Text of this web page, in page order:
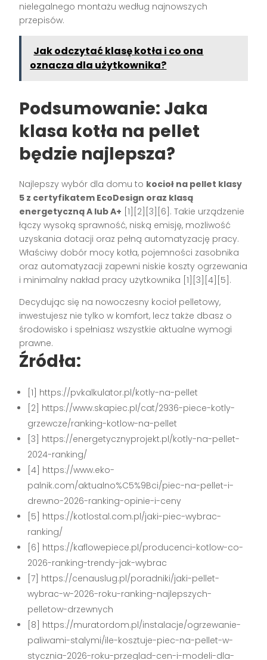
nielegalnego montażu według najnowszych
przepisów.
Jak odczytać klasę kotła i co ona
oznacza dla użytkownika?
Podsumowanie: Jaka
klasa kotła na pellet
będzie najlepsza?
Najlepszy wybór dla domu to kocioł na pellet klasy
5 z certyfikatem EcoDesign oraz klasą
energetyczną A lub A+ [1][2][3][6]. Takie urządzenie
łączy wysoką sprawność, niską emisję, możliwość
uzyskania dotacji oraz pełną automatyzację pracy.
Właściwy dobór mocy kotła, pojemności zasobnika
oraz automatyzacji zapewni niskie koszty ogrzewania
i minimalny nakład pracy użytkownika [1][3][4][5].
Decydując się na nowoczesny kocioł pelletowy,
inwestujesz nie tylko w komfort, lecz także dbasz o
środowisko i spełniasz wszystkie aktualne wymogi
prawne.
Źródła:
[1] https://pvkalkulator.pl/kotly-na-pellet
[2] https://www.skapiec.pl/cat/2936-piece-kotly-
grzewcze/ranking-kotlow-na-pellet
[3] https://energetycznyprojekt.pl/kotly-na-pellet-
2024-ranking/
[4] https://www.eko-
palnik.com/aktualno%C5%9Bci/piec-na-pellet-i-
drewno-2026-ranking-opinie-i-ceny
[5] https://kotlostal.com.pl/jaki-piec-wybrac-
ranking/
[6] https://kaflowepiece.pl/producenci-kotlow-co-
2026-ranking-trendy-jak-wybrac
[7] https://cenauslug.pl/poradniki/jaki-pellet-
wybrac-w-2026-roku-ranking-najlepszych-
pelletow-drzewnych
[8] https://muratordom.pl/instalacje/ogrzewanie-
paliwami-stalymi/ile-kosztuje-piec-na-pellet-w-
stycznia-2026-roku-przeglad-cen-i-modeli-dla-